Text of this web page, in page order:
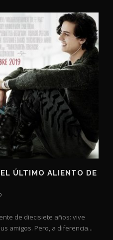
ÚLTIMO ALIENTO DE
de diecisiete años: vive
amigos. Pero, a diferencia...